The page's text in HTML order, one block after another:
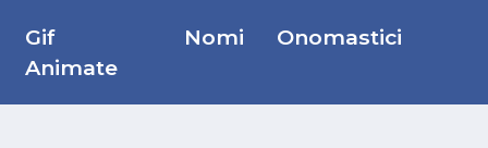
Gif
Animate
Nomi Onomastici